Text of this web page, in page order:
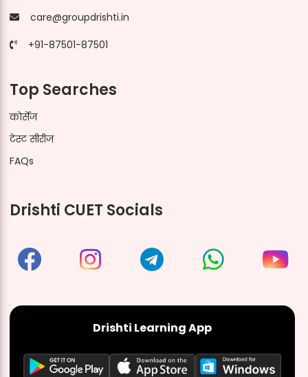
care@groupdrishti.in
+91-87501-87501
Top Searches
कोर्सेज
टेस्ट सीरीज
FAQs
Drishti CUET Socials
Drishti Learning App